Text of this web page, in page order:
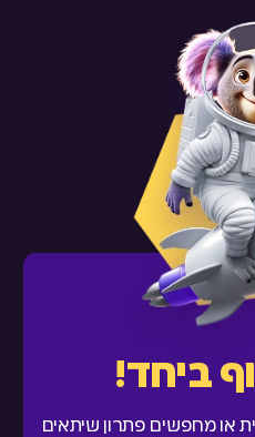
ביחד!
או מחפשים פתרון שיתאים